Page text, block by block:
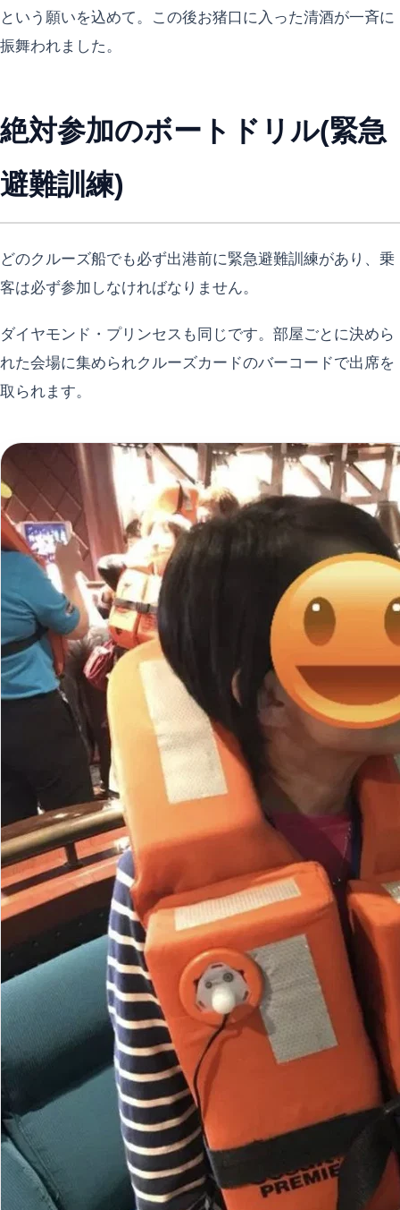
という願いを込めて。この後お猪口に入った清酒が一斉に
振舞われました。
絶対参加のボートドリル(緊急
避難訓練)
どのクルーズ船でも必ず出港前に緊急避難訓練があり、乗
客は必ず参加しなければなりません。
ダイヤモンド・プリンセスも同じです。部屋ごとに決めら
れた会場に集められクルーズカードのバーコードで出席を
取られます。